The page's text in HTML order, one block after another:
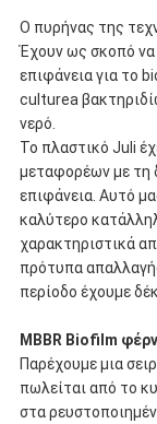
Ο πυρήνας της
Έχουν ως σκοπό να
επιφάνεια για το
culturea
νερό.
Το πλαστικό Juli
μεταφορέων με τη
επιφάνεια. Αυτό
καλύτερο
χαρακτηριστικά
πρότυπα
περίοδο έχουμε
MBBR Biofilm
Παρέχουμε μια
πωλείται από το
στα